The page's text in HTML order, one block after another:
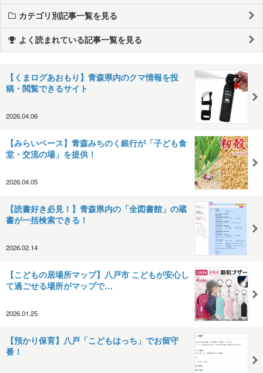
カテゴリ別記事一覧を見る
よく読まれている記事一覧を見る
【くまログあおもり】青森県内のクマ情報を投
稿・閲覧できるサイト
2026.04.06
【みらいベース】青森みちのく銀行が「子ども食
堂・交流の場」を提供！
2026.04.05
【読書好き必見！】青森県内の「全図書館」の蔵
書が一括検索できる！
2026.02.14
【こどもの居場所マップ】八戸市 こどもが安心し
て過ごせる場所がマップで…
2026.01.25
【預かり保育】八戸「こどもはっち」でお留守
番！